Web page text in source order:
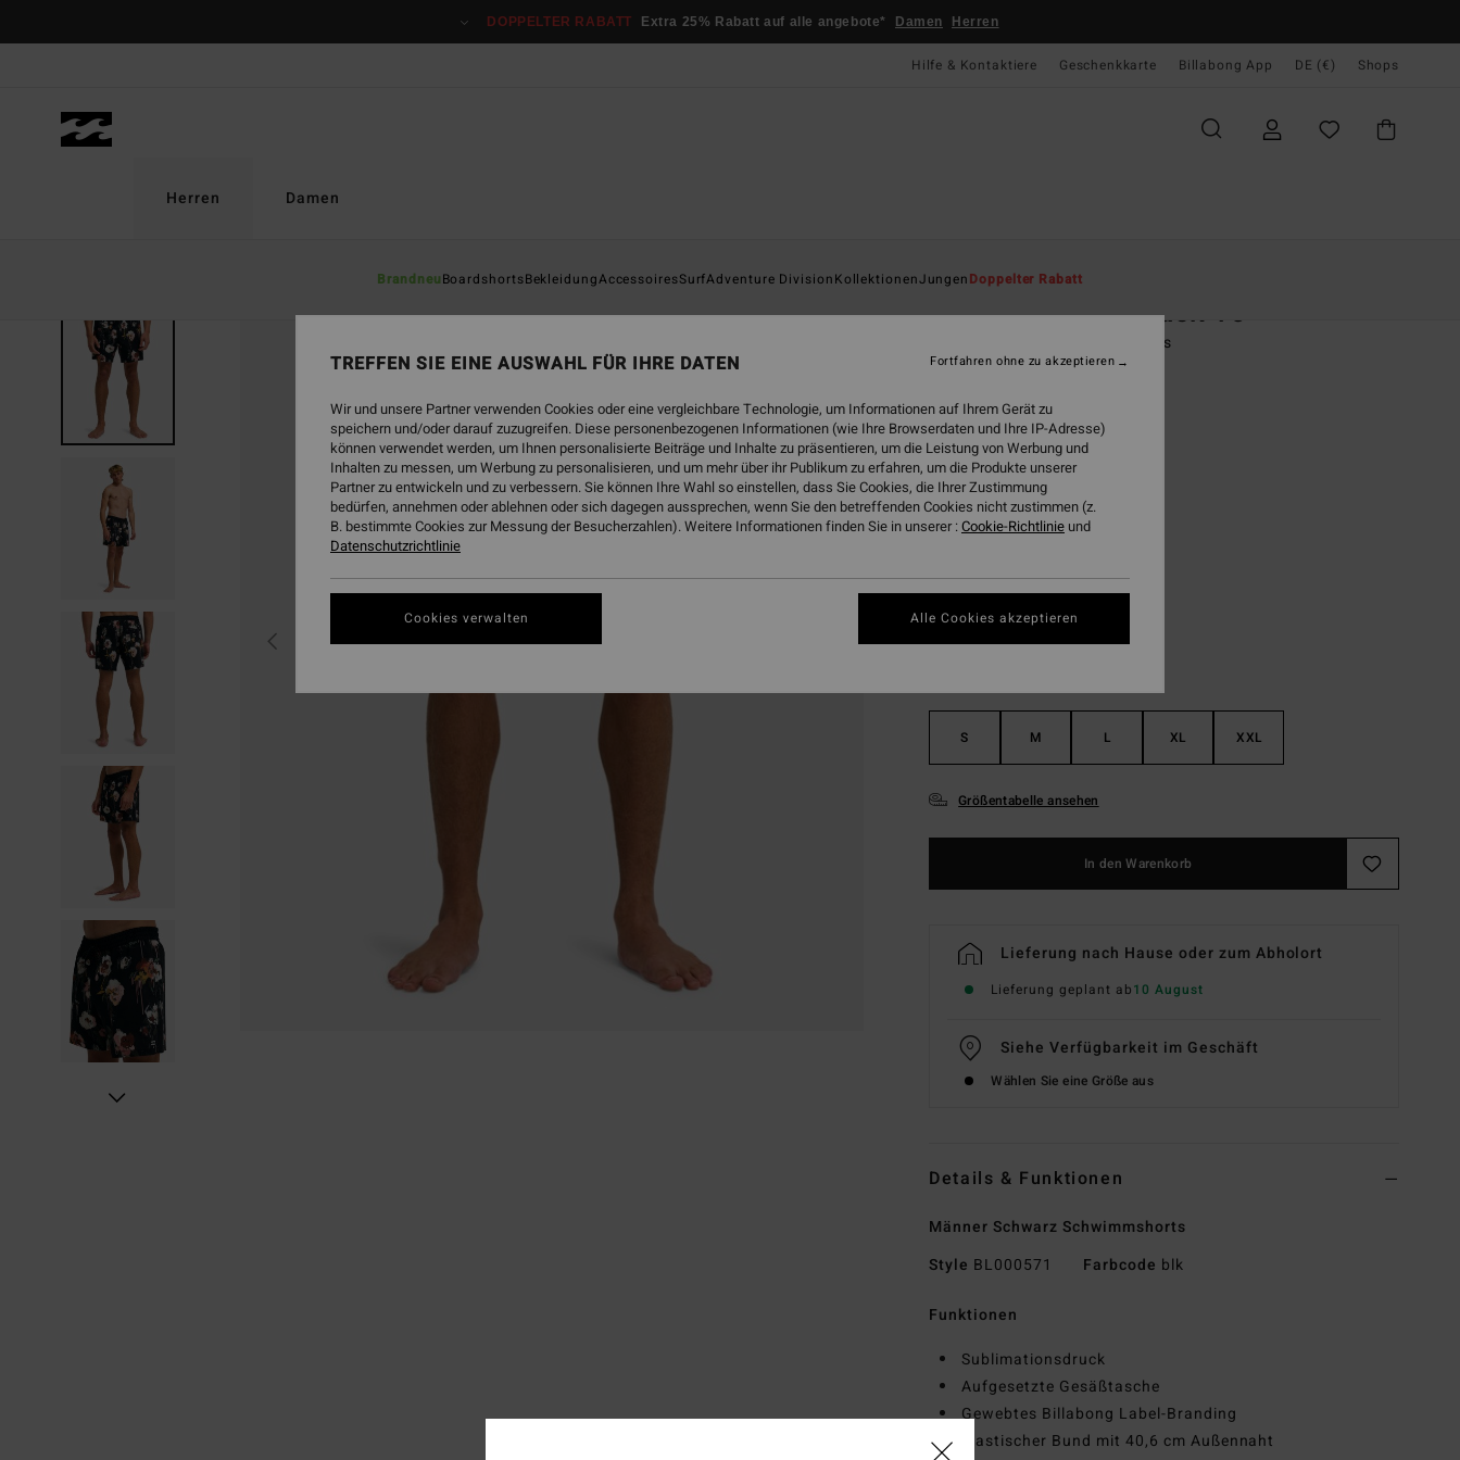
DOPPELTER RABATT Extra 25% Rabatt auf alle angebote* Damen Herren
Hilfe & Kontaktiere Geschenkkarte Billabong App DE (€) Shops
Herren
BrandneuBoardshortsBekleidungAccessoiresSurfAdventure DivisionKollektionenJungenDoppelter Rabatt
Damen
Good Times Layback 16"
Männer Schwarz Schwimmshorts
55,95 €
47%
29,38 €
SALE
DOPPELTER RABATT EXTRA 25%
S M L XL XXL
Größentabelle ansehen
In den Warenkorb
Lieferung nach Hause oder zum Abholort
Lieferung geplant ab10 August
Siehe Verfügbarkeit im Geschäft
Wählen Sie eine Größe aus
Details & Funktionen
Männer Schwarz Schwimmshorts
Style BL000571 Farbcode blk
Funktionen
Sublimationsdruck
Aufgesetzte Gesäßtasche
Gewebtes Billabong Label-Branding
Elastischer Bund mit 40,6 cm Außennaht
TREFFEN SIE EINE AUSWAHL FÜR IHRE DATEN
Wir und unsere Partner verwenden Cookies oder eine vergleichbare Technologie, um Informationen auf Ihrem Gerät zu
speichern und/oder darauf zuzugreifen. Diese personenbezogenen Informationen (wie Ihre Browserdaten und Ihre IP-Adresse)
können verwendet werden, um Ihnen personalisierte Beiträge und Inhalte zu präsentieren, um die Leistung von Werbung und
Inhalten zu messen, um Werbung zu personalisieren, und um mehr über ihr Publikum zu erfahren, um die Produkte unserer
Partner zu entwickeln und zu verbessern. Sie können Ihre Wahl so einstellen, dass Sie Cookies, die Ihrer Zustimmung
bedürfen, annehmen oder ablehnen oder sich dagegen aussprechen, wenn Sie den betreffenden Cookies nicht zustimmen (z.
B. bestimmte Cookies zur Messung der Besucherzahlen). Weitere Informationen finden Sie in unserer :Cookie-Richtlinie und
Datenschutzrichtlinie
Cookies verwalten
Fortfahren ohne zu akzeptieren
Alle Cookies akzeptieren